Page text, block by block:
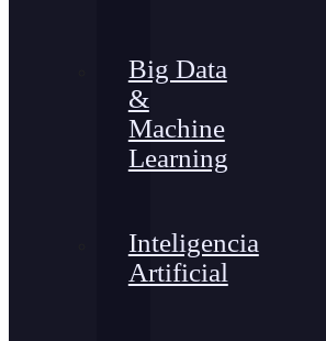
Big Data
&
Machine
Learning
Inteligencia
Artificial